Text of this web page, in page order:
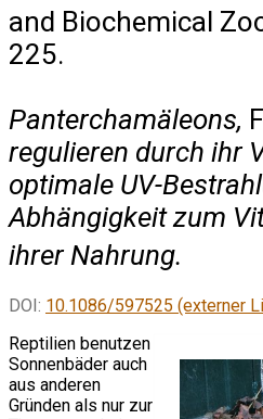
and Biochemical
225.
Panterchamäleons,
regulieren durch ihr
optimale UV-
Abhängigkeit zum
ihrer Nahrung.
DOI: 10.1086/597525 (externer
Reptilien benutzen
Sonnenbäder auch
aus anderen
Gründen als nur zur